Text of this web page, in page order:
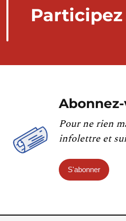
Participez
Pour ne rien
infolettre et
S'abonner